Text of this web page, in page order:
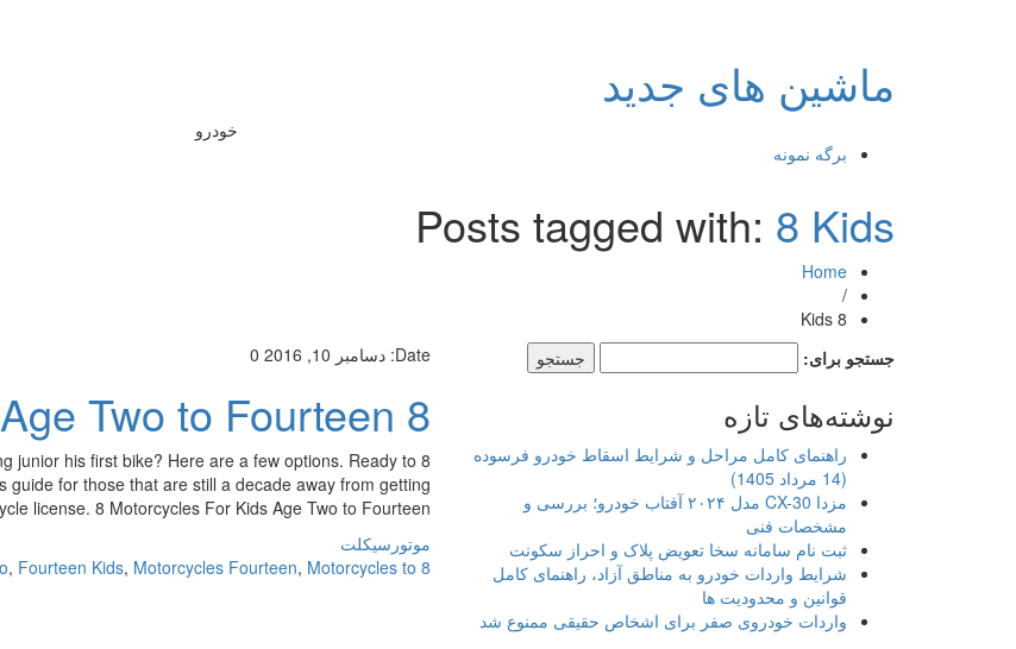
ماشین های جدید
خودرو
برگه نمونه
Posts tagged with: 8 Kids
Home
/
8 Kids
Date: دسامبر 10, 2016 0
8 Motorcycles For Kids Age Two to Fourteen
junior his first bike? Here are a few options. Ready to
guide for those that are still a decade away from getting
license. 8 Motorcycles For Kids Age Two to Fourteen […]
موتورسیکلت
8 Fourteen
, Fourteen Kids, Motorcycles Fourteen, Motorcycles to
جستجو برای:
نوشته‌های تازه
راهنمای کامل مراحل و شرایط اسقاط خودرو فرسوده
(14 مرداد 1405)
مزدا CX-30 مدل ۲۰۲۴ آفتاب خودرو؛ بررسی و
مشخصات فنی
ثبت نام سامانه سخا تعویض پلاک و احراز سکونت
شرایط واردات خودرو به مناطق آزاد، راهنمای کامل
قوانین و محدودیت ها
واردات خودروی صفر برای اشخاص حقیقی ممنوع شد